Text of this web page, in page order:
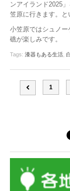
ンアイランド2025
笠原に行きます。と
小笠原ではシュノ
礁が楽しみです。
Tags: 漆器もある生活
1